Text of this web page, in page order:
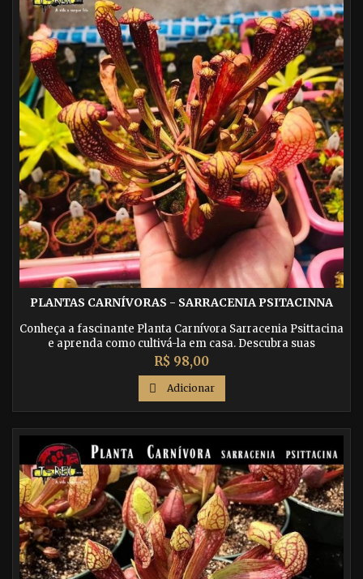
PLANTAS CARNÍVORAS - SARRACENIA PSITACINNA
Conheça a fascinante Planta Carnívora Sarracenia Psittacina
e aprenda como cultivá-la em casa. Descubra suas
características únicas e como ela atrai e captura suas presas.
Preço
R$ 98,00
 Adicionar